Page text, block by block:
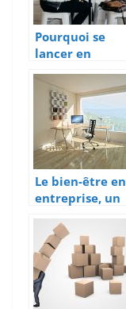
Pourquoi se
lancer en
freelance?
Le bien-être en
entreprise, un
essentiel